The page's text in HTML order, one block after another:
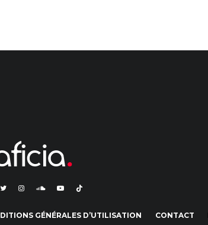
GÉNÉRALES D’UTILISATION CONTACT